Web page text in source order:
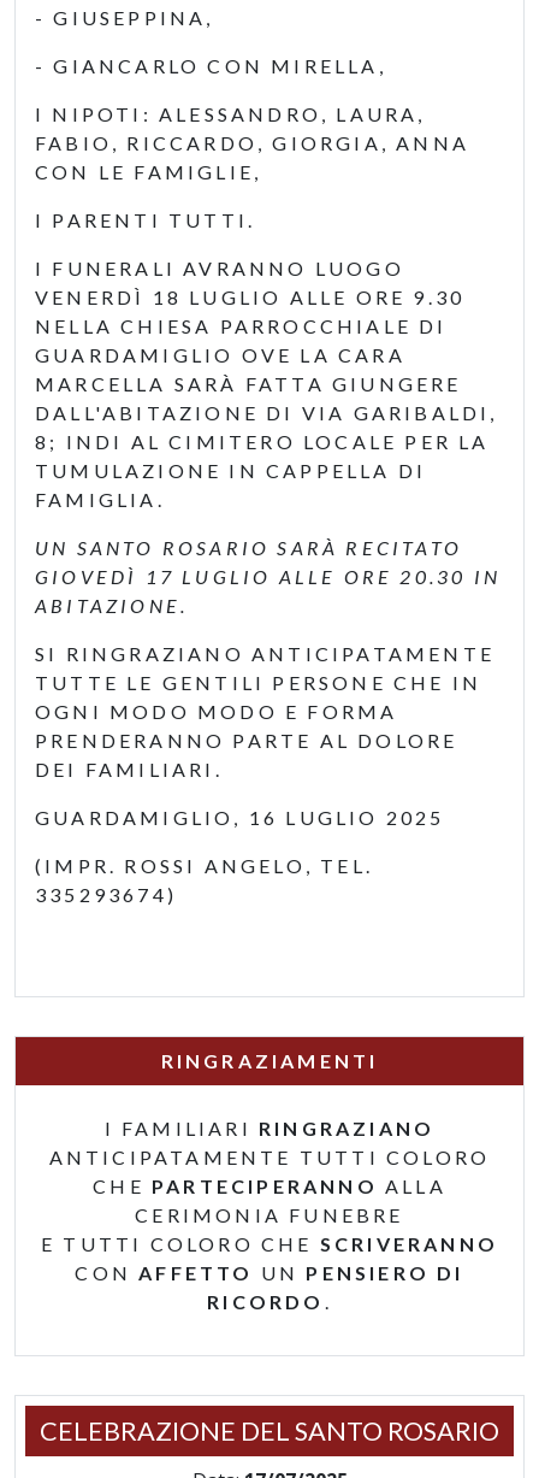
- GIUSEPPINA,
- GIANCARLO CON MIRELLA,
I NIPOTI: ALESSANDRO, LAURA,
FABIO, RICCARDO, GIORGIA, ANNA
CON LE FAMIGLIE,
I PARENTI TUTTI.
I FUNERALI AVRANNO LUOGO
VENERDÌ 18 LUGLIO ALLE ORE 9.30
NELLA CHIESA PARROCCHIALE DI
GUARDAMIGLIO OVE LA CARA
MARCELLA SARÀ FATTA GIUNGERE
DALL'ABITAZIONE DI VIA GARIBALDI,
8; INDI AL CIMITERO LOCALE PER LA
TUMULAZIONE IN CAPPELLA DI
FAMIGLIA.
UN SANTO ROSARIO SARÀ RECITATO
GIOVEDÌ 17 LUGLIO ALLE ORE 20.30 IN
ABITAZIONE.
SI RINGRAZIANO ANTICIPATAMENTE
TUTTE LE GENTILI PERSONE CHE IN
OGNI MODO MODO E FORMA
PRENDERANNO PARTE AL DOLORE
DEI FAMILIARI.
GUARDAMIGLIO, 16 LUGLIO 2025
(IMPR. ROSSI ANGELO, TEL.
335293674)
RINGRAZIAMENTI
I FAMILIARI RINGRAZIANO
ANTICIPATAMENTE TUTTI COLORO
CHE PARTECIPERANNO ALLA
CERIMONIA FUNEBRE
E TUTTI COLORO CHE SCRIVERANNO
CONAFFETTO UN PENSIERO DI
RICORDO .
CELEBRAZIONE DEL SANTO ROSARIO